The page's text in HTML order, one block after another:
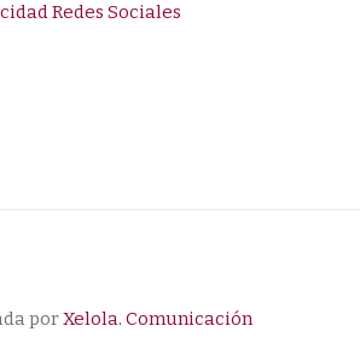
Redes Sociales
porXelola. Comunicación